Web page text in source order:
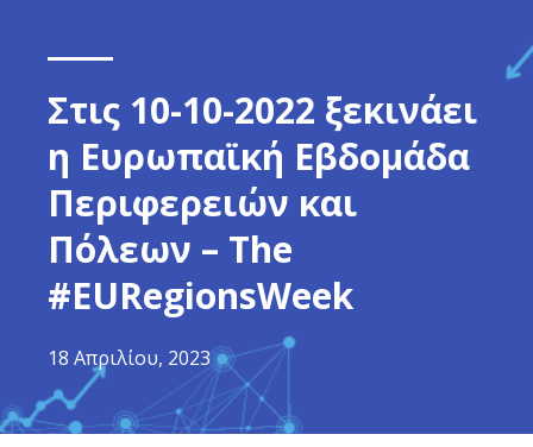
Στις 10-10-2022 ξεκινάει
η Ευρωπαϊκή Εβδομάδα
Περιφερειών και
Πόλεων – The
#EURegionsWeek
18 Απριλίου, 2023